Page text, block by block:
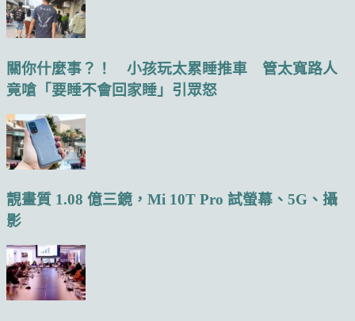
關你什麼事？！ 小孩玩太累睡推車 管太寬路人
竟嗆「要睡不會回家睡」引眾怒
靚畫質 1.08 億三鏡，Mi 10T Pro 試螢幕、5G、攝
影